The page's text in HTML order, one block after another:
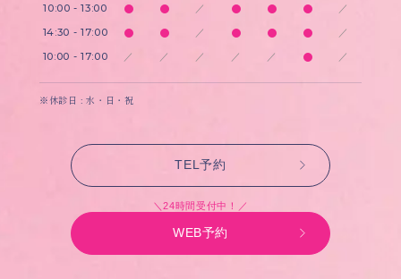
10:00 - 13:00 ／ ／
14:30 - 17:00 ／ ／
10:00 - 17:00 ／ ／ ／ ／ ／ ／
※休診日 : 水・日・祝
TEL予約
＼24時間受付中！／
WEB予約